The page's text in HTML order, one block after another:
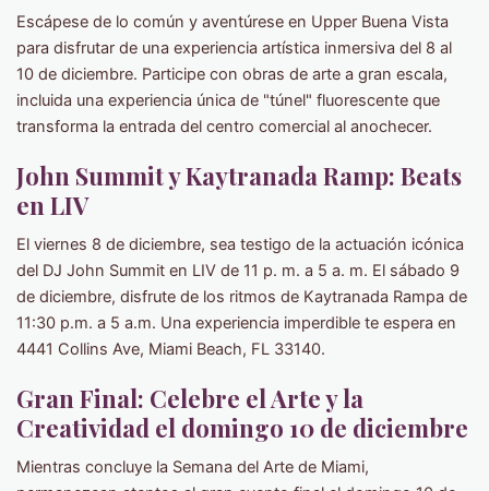
Escápese de lo común y aventúrese en Upper Buena Vista
para disfrutar de una experiencia artística inmersiva del 8 al
10 de diciembre. Participe con obras de arte a gran escala,
incluida una experiencia única de "túnel" fluorescente que
transforma la entrada del centro comercial al anochecer.
John Summit y Kaytranada Ramp: Beats
en LIV
El viernes 8 de diciembre, sea testigo de la actuación icónica
del DJ John Summit en LIV de 11 p. m. a 5 a. m. El sábado 9
de diciembre, disfrute de los ritmos de Kaytranada Rampa de
11:30 p.m. a 5 a.m. Una experiencia imperdible te espera en
4441 Collins Ave, Miami Beach, FL 33140.
Gran Final: Celebre el Arte y la
Creatividad el domingo 10 de diciembre
Mientras concluye la Semana del Arte de Miami,